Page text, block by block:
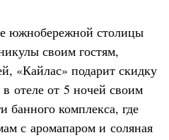
южнобережной столицы
своим гостям,
«Кайлас» подарит скидку
отеле от 5 ночей своим
банного комплекса, где
с аромапаром и соляная